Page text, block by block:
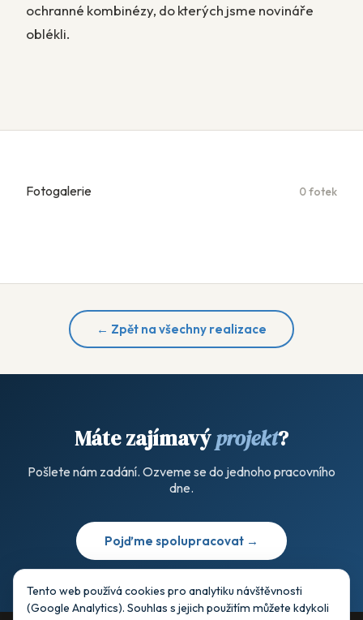
ochranné kombinézy, do kterých jsme novináře
oblékli.
Fotogalerie 0 fotek
← Zpět na všechny realizace
Máte zajímavýprojekt?
Pošlete nám zadání. Ozveme se do jednoho pracovního
dne.
Pojďme spolupracovat →
Tento web používá cookies pro analytiku návštěvnosti
(Google Analytics). Souhlas s jejich použitím můžete kdykoli